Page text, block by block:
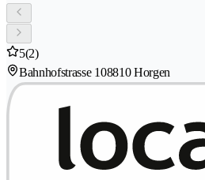
5(2)
Bahnhofstrasse 108810 Horgen